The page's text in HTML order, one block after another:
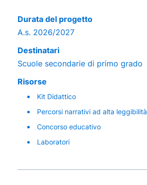
Durata del progetto
A.s. 2026/2027
Destinatari
Scuole secondarie di primo grado
Risorse
Kit Didattico
Percorsi narrativi ad alta leggibilità
Concorso educativo
Laboratori